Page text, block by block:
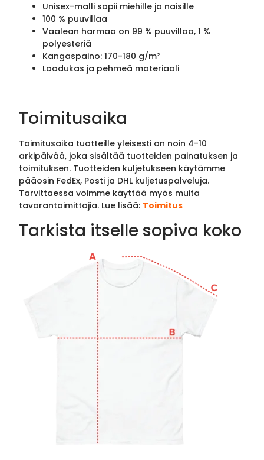
Unisex-malli sopii miehille ja naisille
100 % puuvillaa
Vaalean harmaa on 99 % puuvillaa, 1 %
polyesteriä
Kangaspaino: 170-180 g/m²
Laadukas ja pehmeä materiaali
Toimitusaika
Toimitusaika tuotteille yleisesti on noin 4-10
arkipäivää, joka sisältää tuotteiden painatuksen ja
toimituksen. Tuotteiden kuljetukseen käytämme
pääosin FedEx, Posti ja DHL kuljetuspalveluja.
Tarvittaessa voimme käyttää myös muita
tavarantoimittajia. Lue lisää: Toimitus
Tarkista itselle sopiva koko